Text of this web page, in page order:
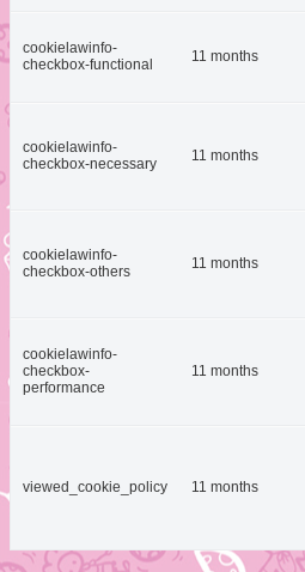
cookielawinfo-
checkbox-functional
11 months
cookielawinfo-
checkbox-necessary
11 months
cookielawinfo-
checkbox-others
11 months
cookielawinfo-
checkbox-
performance
11 months
viewed_cookie_policy 11 months